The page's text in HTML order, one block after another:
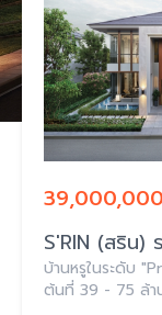
S'RIN (สริน)
บ้านหรูในระดับ
ต้นที่ 39 - 75 ล้า